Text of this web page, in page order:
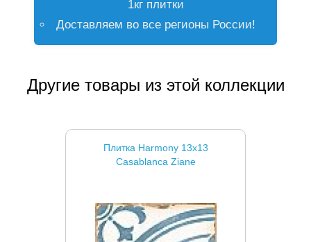
1кг плитки
Доставляем во все регионы России!
Другие товары из этой коллекции
Плитка Harmony 13x13
Casablanca Ziane